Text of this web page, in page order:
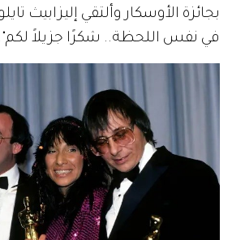
بجائزة الأوسكار وألتقي إليزابيث
في نفس اللحظة.. شكرًا جزيلاً لكم".